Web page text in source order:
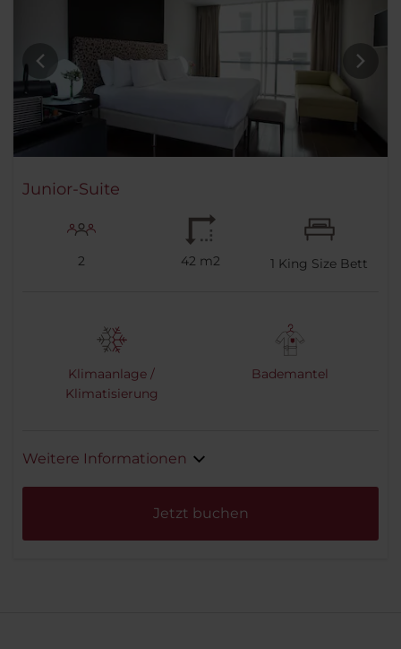
Junior-Suite
2 42 m2 1 King Size Bett
Klimaanlage /
Klimatisierung
Bademantel
Weitere Informationen
Jetzt buchen